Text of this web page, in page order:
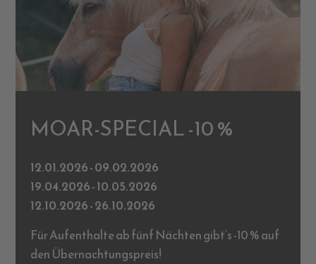
MOAR-SPECIAL -10 %
12.01.2026 - 09.02.2026
19.04.2026 - 10.05.2026
12.10.2026 - 26.10.2026
Für Aufenthalte ab fünf Nächten gibt’s -10 % auf
den Übernachtungspreis!